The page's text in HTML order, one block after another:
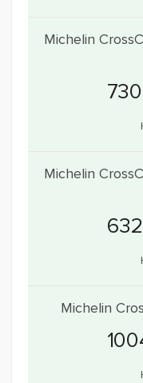
Michelin
Michelin
Michelin